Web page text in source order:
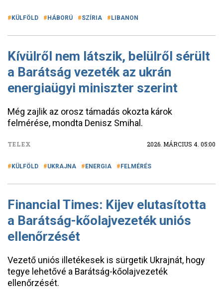
KÜLFÖLD HÁBORÚ SZÍRIA LIBANON
Kívülről nem látszik, belülről sérült
a Barátság vezeték az ukrán
energiaügyi miniszter szerint
Még zajlik az orosz támadás okozta károk
felmérése, mondta Denisz Smihal.
TELEX 2026. MÁRCIUS 4. 05:00
KÜLFÖLD UKRAJNA ENERGIA FELMÉRÉS
Financial Times: Kijev elutasította
a Barátság-kőolajvezeték uniós
ellenőrzését
Vezető uniós illetékesek is sürgetik Ukrajnát, hogy
tegye lehetővé a Barátság-kőolajvezeték
ellenőrzését.